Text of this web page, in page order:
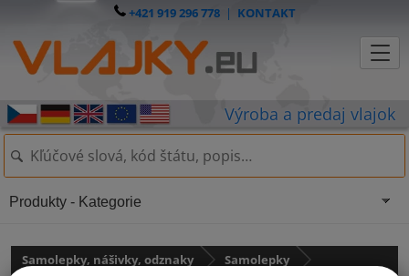
+421 919 296 778| KONTAKT
Samolepky, nášivky, odznaky
Samolepky
Produkty - Kategorie